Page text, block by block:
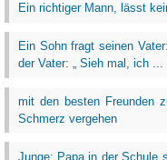
Ein richtiger Mann, lässt
Ein Sohn fragt seinen
der Vater: „ Sieh mal, ich ...
mit den besten Freunden
Schmerz vergehen
Junge: Papa,in der Schule